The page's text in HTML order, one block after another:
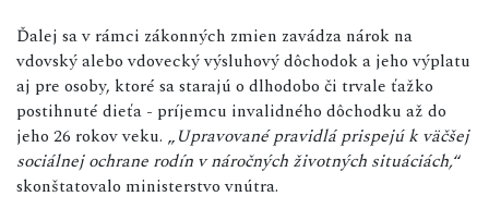
Ďalej sa v rámci zákonných zmien zavádza nárok na
vdovský alebo vdovecký výsluhový dôchodok a jeho výplatu
aj pre osoby, ktoré sa starajú o dlhodobo či trvale ťažko
postihnuté dieťa - príjemcu invalidného dôchodku až do
jeho 26 rokov veku. „Upravované pravidlá prispejú k väčšej
sociálnej ochrane rodín v náročných životných situáciách,“
skonštatovalo ministerstvo vnútra.